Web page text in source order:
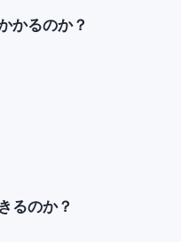
かるのか？
るのか？